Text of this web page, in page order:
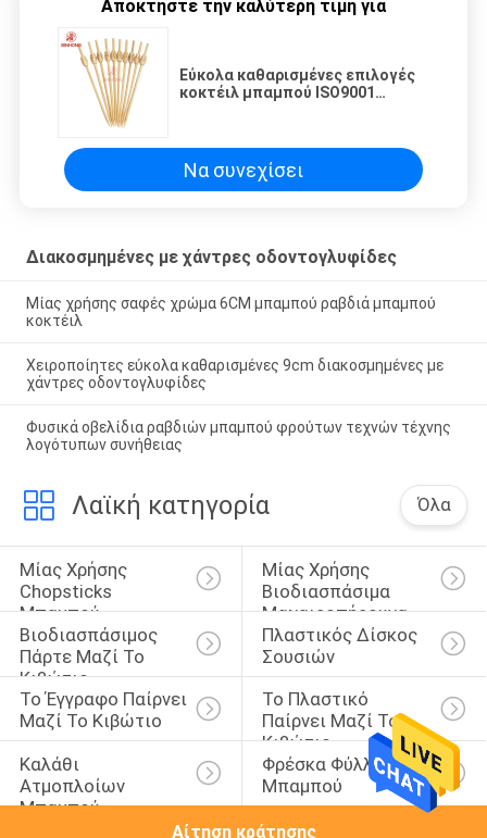
Αποκτήστε την καλύτερη τιμή για
Εύκολα καθαρισμένες επιλογές
κοκτέιλ μπαμπού ISO9001
Να συνεχίσει
Διακοσμημένες με χάντρες οδοντογλυφίδες
Μίας χρήσης σαφές χρώμα 6CM μπαμπού ραβδιά μπαμπού
κοκτέιλ
Χειροποίητες εύκολα καθαρισμένες 9cm διακοσμημένες με
χάντρες οδοντογλυφίδες
Φυσικά οβελίδια ραβδιών μπαμπού φρούτων τεχνών τέχνης
λογότυπων συνήθειας
Λαϊκή κατηγορία Όλα
Μίας Χρήσης
Chopsticks
Μπαμπού
Μίας Χρήσης
Βιοδιασπάσιμα
Μαχαιροπήρουνα
Βιοδιασπάσιμος
Πάρτε Μαζί Το
Κιβώτιο
Πλαστικός Δίσκος
Σουσιών
Το Έγγραφο Παίρνει
Μαζί Το Κιβώτιο
Το Πλαστικό
Παίρνει Μαζί Το
Κιβώτιο
Καλάθι
Ατμοπλοίων
Μπαμπού
Φρέσκα Φύλλα
Μπαμπού
Αίτηση κράτησης